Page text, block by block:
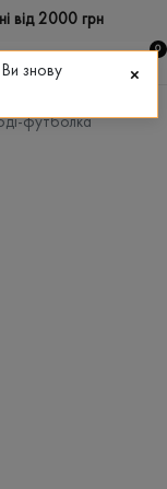
від 2000 грн
0
футболка
знову